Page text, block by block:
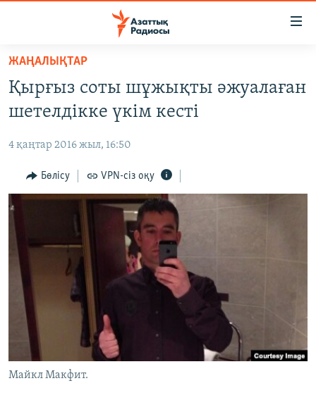
Skip
main
content
to
Navigation
Skip
Search
САЯСАТ
ҚАҢТАР ОҚИҒАСЫ
АДАМ ҚҰҚЫҚТАРЫ
ӘЛЕУМЕТ
ӘЛЕМ
АРНАЙЫ ЖОБАЛАР
Русский
ЖАЗЫЛЫҢЫЗ
ЖАҢАЛЫҚТАР
Қырғыз соты шұжықты әжуалаған
шетелдікке үкім кесті
4 қаңтар 2016 жыл, 16:50
Бөлісу VPN-сіз оқу
Майкл Макфит.